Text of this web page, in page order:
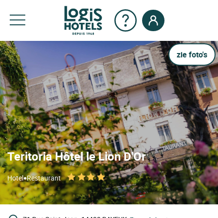
zie foto's
Teritoria Hôtel le Lion D'Or
Hotel•Restaurant